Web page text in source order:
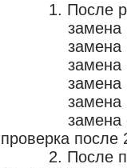
1. После
замена
замена
замена
замена
замена
замена
проверка после
2. После